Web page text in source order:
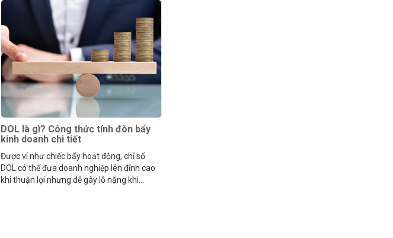
DOL là gì? Công thức tính đòn bẩy
kinh doanh chi tiết
Được ví như chiếc bẩy hoạt động, chỉ số
DOL có thể đưa doanh nghiệp lên đỉnh cao
khi thuận lợi nhưng dễ gây lỗ nặng khi